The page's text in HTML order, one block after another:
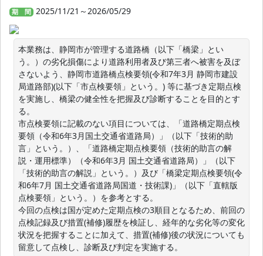
期 間 2025/11/21～2026/05/29
本業務は、静岡市が管理する道路橋（以下「橋梁」とい
う。）の劣化損傷により道路利用者及び第三者へ被害を及ぼ
さないよう、静岡市道路橋点検要領(令和7年3月 静岡市建設
局道路部)(以下「市点検要領」という。) 等に基づき定期点検
を実施し、橋梁の健全性を把握及び診断することを目的とす
る。
市点検要領に記載のない項目については、「道路橋定期点検
要領（令和6年3月国土交通省道路局）」（以下「技術的助
言」という。）、「道路橋定期点検要領（技術的助言の解
説・運用標準）（令和6年3月 国土交通省道路局）」（以下
「技術的助言の解説」という。）及び「橋梁定期点検要領(令
和6年7月 国土交通省道路局国道・技術課)」（以下「直轄版
点検要領」という。）を参考とする。
今回の点検は国が定めた定期点検の3順目となるため、前回の
点検記録及び措置(補修)履歴を検証し、経年的な劣化等の変化
状況を把握することに加えて、措置(補修)後の状況についても